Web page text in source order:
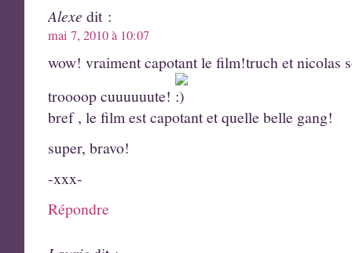
Alexe dit :
mai 7, 2010 à 10:07
wow! vraiment capotant le film!truch et nicolas
troooop cuuuuuute!
bref , le film est capotant et quelle belle gang!
super, bravo!
-xxx-
Répondre